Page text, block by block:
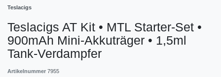
Teslacigs
Teslacigs AT Kit • MTL Starter-Set •
900mAh Mini-Akkuträger • 1,5ml
Tank-Verdampfer
Artikelnummer 7955